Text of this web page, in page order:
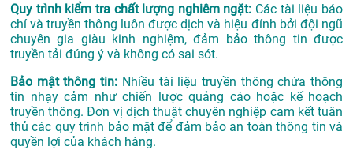
Quy trình kiểm tra chất lượng nghiêm ngặt: Các tài liệu báo
chí và truyền thông luôn được dịch và hiệu đính bởi đội ngũ
chuyên gia giàu kinh nghiệm, đảm bảo thông tin được
truyền tải đúng ý và không có sai sót.
Bảo mật thông tin: Nhiều tài liệu truyền thông chứa thông
tin nhạy cảm như chiến lược quảng cáo hoặc kế hoạch
truyền thông. Đơn vị dịch thuật chuyên nghiệp cam kết tuân
thủ các quy trình bảo mật để đảm bảo an toàn thông tin và
quyền lợi của khách hàng.